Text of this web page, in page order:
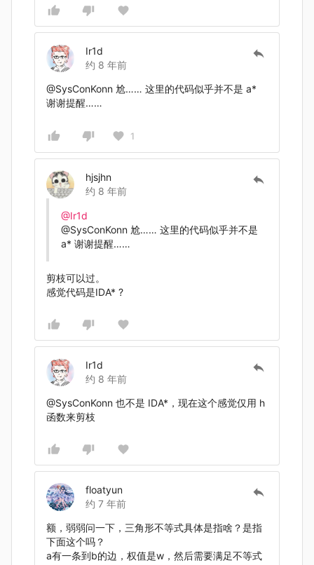
Ir1d
约 8 年前
@SysConKonn 尬…… 这里的代码似乎并不是 a*
谢谢提醒……
1
hjsjhn
约 8 年前
@Ir1d
@SysConKonn 尬…… 这里的代码似乎并不是
a* 谢谢提醒……
剪枝可以过。
感觉代码是IDA* ?
Ir1d
约 8 年前
@SysConKonn 也不是 IDA*，现在这个感觉仅用 h
函数来剪枝
floatyun
约 7 年前
额，弱弱问一下，三角形不等式具体是指啥？是指
下面这个吗？
a有一条到b的边，权值是w，然后需要满足不等式